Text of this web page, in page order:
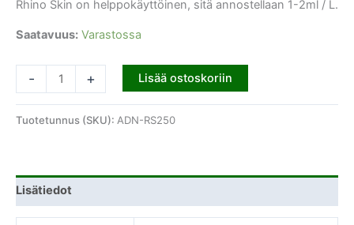
Rhino Skin on helppokäyttöinen, sitä annostellaan 1-2ml / L.
Saatavuus: Varastossa
- + Lisää ostoskoriin
Tuotetunnus (SKU): ADN-RS250
Lisätiedot